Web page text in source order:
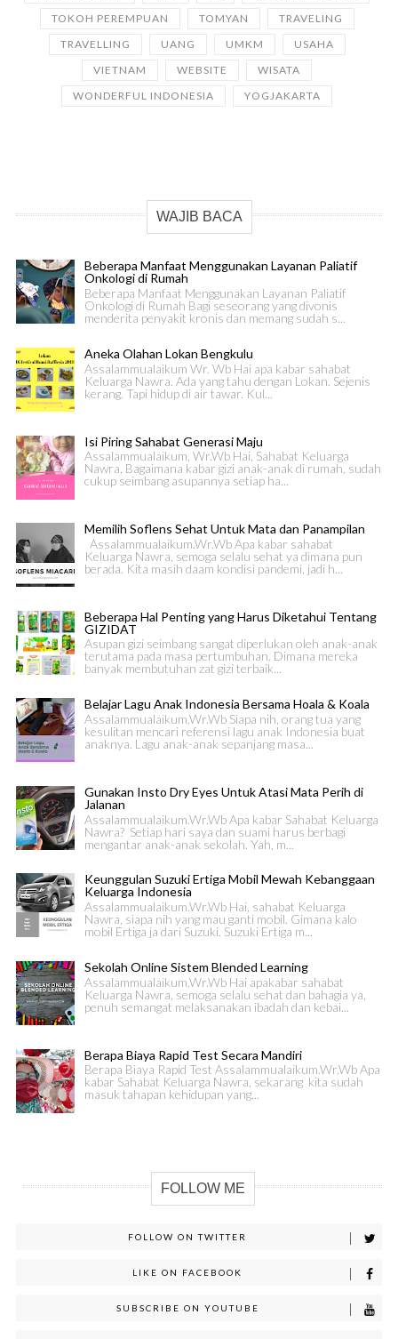
TOKOH PEREMPUAN
TOMYAN
TRAVELING
TRAVELLING
UANG UMKM
USAHA
VIETNAM
WEBSITE
WISATA
WONDERFUL INDONESIA
YOGJAKARTA
WAJIB BACA
Beberapa Manfaat Menggunakan Layanan Paliatif
Onkologi di Rumah
Beberapa Manfaat Menggunakan Layanan Paliatif
Onkologi di Rumah Bagi seseorang yang divonis
menderita penyakit kronis dan memang sudah s...
Aneka Olahan Lokan Bengkulu
Assalammualaikum Wr. Wb Hai apa kabar sahabat
Keluarga Nawra. Ada yang tahu dengan Lokan. Sejenis
kerang. Tapi hidup di air tawar. Kul...
Isi Piring Sahabat Generasi Maju
Assalammualaikum, Wr.Wb Hai, Sahabat Keluarga
Nawra, Bagaimana kabar gizi anak-anak di rumah, sudah
cukup seimbang asupannya setiap ha...
Memilih Soflens Sehat Untuk Mata dan Panampilan
Assalammualaikum.Wr.Wb Apa kabar sahabat
Keluarga Nawra, semoga selalu sehat ya dimana pun
berada. Kita masih daam kondisi pandemi, jadi h...
Beberapa Hal Penting yang Harus Diketahui Tentang
GIZIDAT
Asupan gizi seimbang sangat diperlukan oleh anak-anak
terutama pada masa pertumbuhan. Dimana mereka
banyak membutuhan zat gizi terbaik...
Belajar Lagu Anak Indonesia Bersama Hoala & Koala
Assalammualaikum.Wr.Wb Siapa nih, orang tua yang
kesulitan mencari referensi lagu anak Indonesia buat
anaknya. Lagu anak-anak sepanjang masa...
Gunakan Insto Dry Eyes Untuk Atasi Mata Perih di
Jalanan
Assalammualaikum.Wr.Wb Apa kabar Sahabat Keluarga
Nawra? Setiap hari saya dan suami harus berbagi
mengantar anak-anak sekolah. Yah, m...
Keunggulan Suzuki Ertiga Mobil Mewah Kebanggaan
Keluarga Indonesia
Assalammualaikum.Wr.Wb Hai, sahabat Keluarga
Nawra, siapa nih yang mau ganti mobil. Gimana kalo
mobil Ertiga ja dari Suzuki. Suzuki Ertiga m...
Sekolah Online Sistem Blended Learning
Assalammualaikum.Wr.Wb Hai apakabar sahabat
Keluarga Nawra, semoga selalu sehat dan bahagia ya,
penuh semangat melaksanakan ibadah dan kebai...
Berapa Biaya Rapid Test Secara Mandiri
Berapa Biaya Rapid Test Assalammualaikum.Wr.Wb Apa
kabar Sahabat Keluarga Nawra, sekarang kita sudah
masuk tahapan kehidupan yang...
FOLLOW ME
FOLLOW ON TWITTER
LIKE ON FACEBOOK
SUBSCRIBE ON YOUTUBE